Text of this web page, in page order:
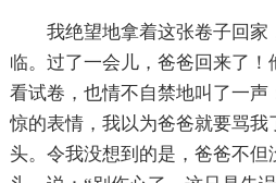
我绝望地拿着这张卷子回家
临。过了一会儿，爸爸回来了
看试卷，也情不自禁地叫了一声
惊的表情，我以为爸爸就要骂我
头。令我没想到的是，爸爸不但